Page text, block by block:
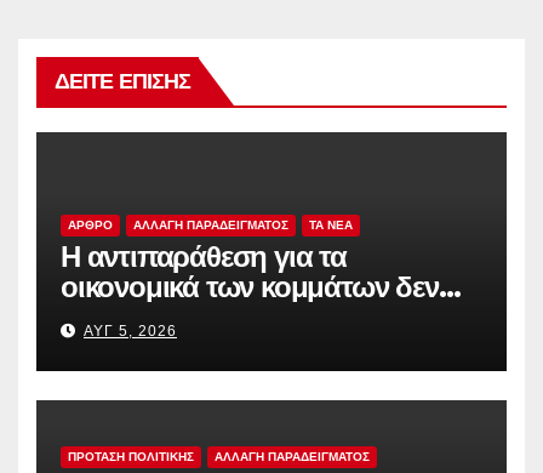
ΔΕΊΤΕ ΕΠΊΣΗΣ
ΑΡΘΡΟ ΑΛΛΑΓΗ ΠΑΡΑΔΕΙΓΜΑΤΟΣ TA NEA
Η αντιπαράθεση για τα
οικονομικά των κομμάτων δεν
αρκεί
ΑΥΓ 5, 2026
ΠΡΟΤΑΣΗ ΠΟΛΙΤΙΚΗΣ ΑΛΛΑΓΗ ΠΑΡΑΔΕΙΓΜΑΤΟΣ